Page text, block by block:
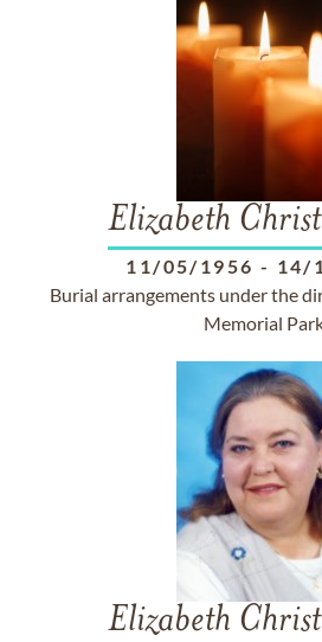
Elizabeth
11/05/1956 - 14/
Burial arrangements under the
Memorial
Elizabeth